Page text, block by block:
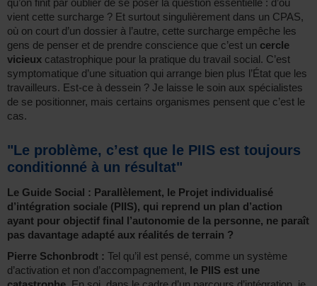
qu’on finit par oublier de se poser la question essentielle : d’où
vient cette surcharge ? Et surtout singulièrement dans un CPAS,
où on court d’un dossier à l’autre, cette surcharge empêche les
gens de penser et de prendre conscience que c’est un cercle
vicieux catastrophique pour la pratique du travail social. C’est
symptomatique d’une situation qui arrange bien plus l’État que les
travailleurs. Est-ce à dessein ? Je laisse le soin aux spécialistes
de se positionner, mais certains organismes pensent que c’est le
cas.
"Le problème, c’est que le PIIS est toujours
conditionné à un résultat"
Le Guide Social : Parallèlement, le Projet individualisé
d’intégration sociale (PIIS), qui reprend un plan d’action
ayant pour objectif final l’autonomie de la personne, ne paraît
pas davantage adapté aux réalités de terrain ?
Pierre Schonbrodt : Tel qu’il est pensé, comme un système
d’activation et non d’accompagnement, le PIIS est une